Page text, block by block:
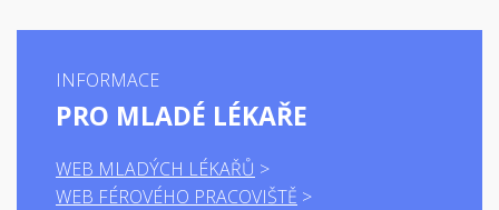
INFORMACE
PRO MLADÉ LÉKAŘE
WEB MLADÝCH LÉKAŘŮ
WEB FÉROVÉHO PRACOVIŠTĚ